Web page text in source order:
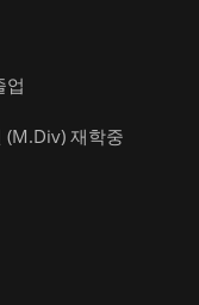
업
(M.Div) 재학중